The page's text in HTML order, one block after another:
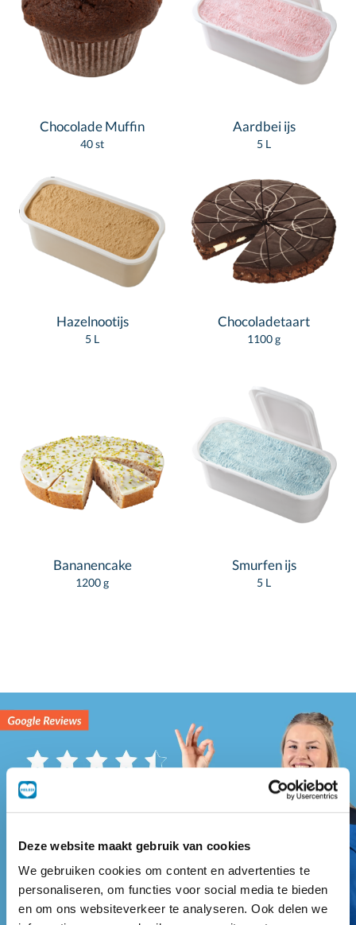
Deze website maakt gebruik van cookies
We gebruiken cookies om content en advertenties te
personaliseren, om functies voor social media te bieden
en om ons websiteverkeer te analyseren. Ook delen we
Chocolade Muffin
40 st
Aardbei ijs
5 L
Hazelnootijs
5 L
Chocoladetaart
1100 g
Bananencake
1200 g
Smurfen ijs
5 L